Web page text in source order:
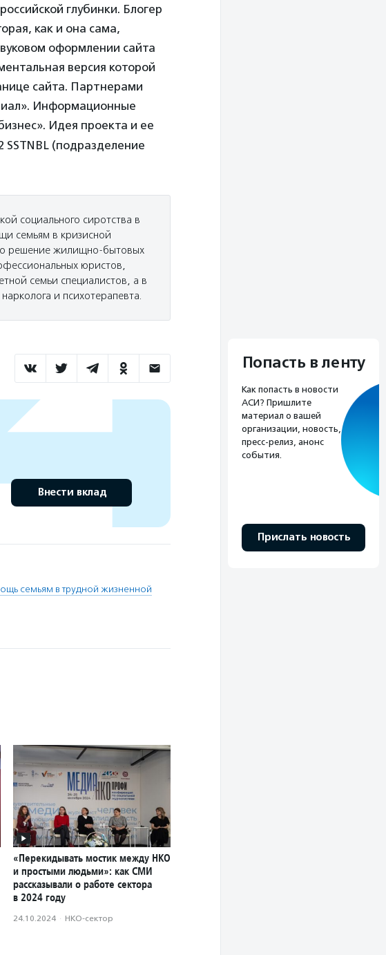
глубинки. Блогер
как и она сама,
оформлении сайта
версия которой
сайта. Партнерами
Информационные
Идея проекта и ее
(подразделение
социального сиротства в
семьям в кризисной
решение жилищно-бытовых
юристов,
семьи специалистов, а в
и психотерапевта.
Внести вклад
семьям в трудной жизненной
«Перекидывать мостик между НКО
и простыми людьми»: как СМИ
рассказывали о работе сектора
в 2024 году
24.10.2024 · НКО-сектор
Попасть в ленту
Как попасть в новости
АСИ? Пришлите
материал о вашей
организации, новость,
пресс-релиз, анонс
события.
Прислать новость